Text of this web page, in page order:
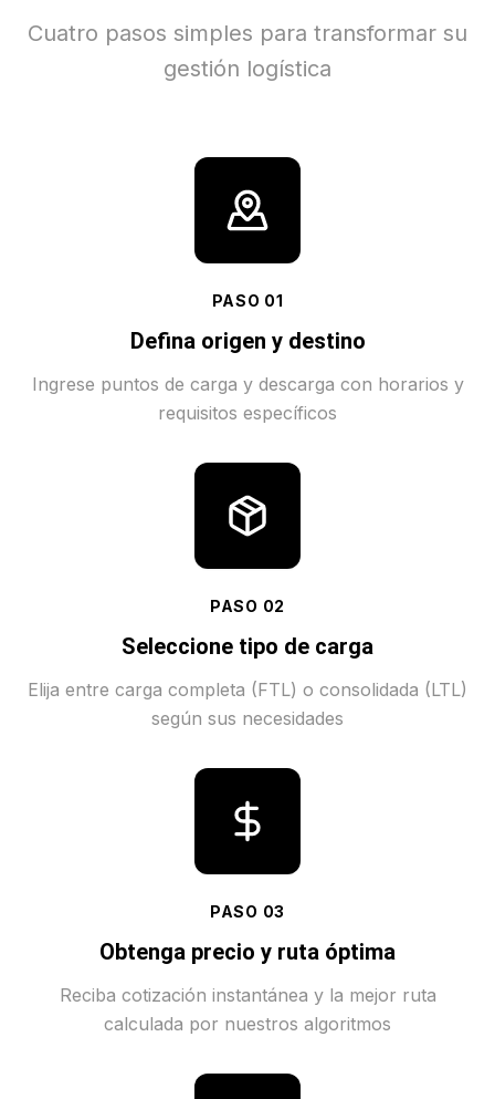
Cuatro pasos simples para transformar su
gestión logística
PASO 01
Defina origen y destino
Ingrese puntos de carga y descarga con horarios y
requisitos específicos
PASO 02
Seleccione tipo de carga
Elija entre carga completa (FTL) o consolidada (LTL)
según sus necesidades
PASO 03
Obtenga precio y ruta óptima
Reciba cotización instantánea y la mejor ruta
calculada por nuestros algoritmos